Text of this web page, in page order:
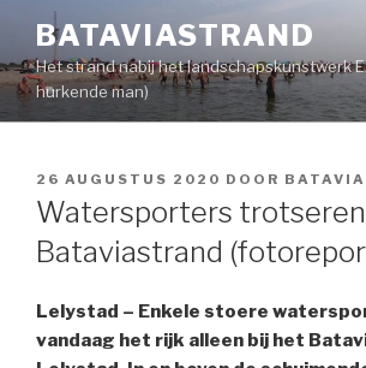
inhoud
springen
BATAVIASTRAND
Het strand nabij het landschapskunstwerk
hurkende man)
GEPLAATST
OP
26 AUGUSTUS 2020 DOOR
Watersporters
Bataviastrand
Lelystad – Enkele stoere
vandaag het rijk alleen bij het